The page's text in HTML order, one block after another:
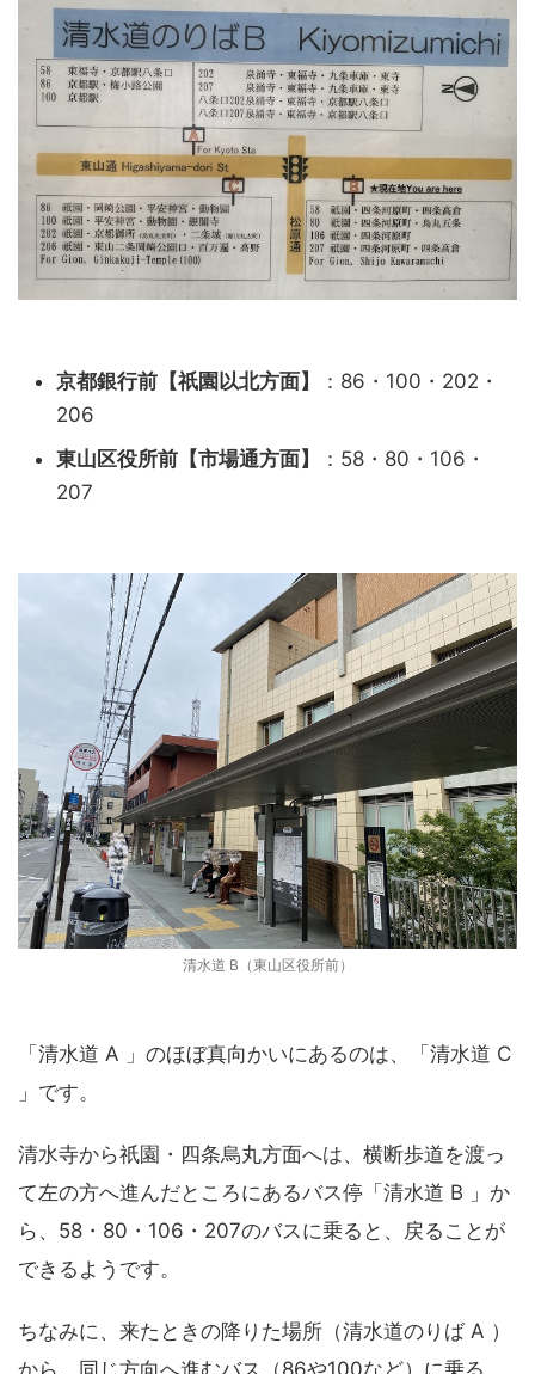
京都銀行前【祇園以北方面】
：86・100・202・
206
東山区役所前【市場通方面】
：58・80・106・
207
清水道 B（東山区役所前）
「清水道 A 」のほぼ真向かいにあるのは、「清水道 C
」です。
清水寺から祇園・四条烏丸方面へは、横断歩道を渡っ
て左の方へ進んだところにあるバス停「清水道 B 」か
ら、58・80・106・207のバスに乗ると、戻ることが
できるようです。
ちなみに、来たときの降りた場所（清水道のりば A ）